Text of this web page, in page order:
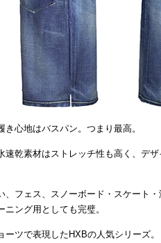
心地はバスパン。つまり最高。
速乾素材はストレッチ性も高く、デ
、フェス、スノーボード・スケート
ング用としても完璧。
ツで表現したHXBの人気シリーズ。